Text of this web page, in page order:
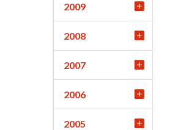
2009
2008
2007
2006
2005